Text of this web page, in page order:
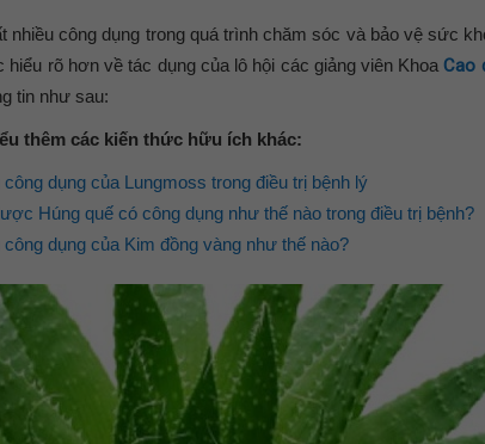
nhiều công dụng trong quá trình chăm sóc và bảo vệ sức
rõ hơn về tác dụng của lô hội các giảng viên KhoaCao
tin như sau:
thêm các kiến thức hữu ích khác:
dụng của Lungmoss trong điều trị bệnh lý
Húng quế có công dụng như thế nào trong điều trị bệnh?
dụng của Kim đồng vàng như thế nào?